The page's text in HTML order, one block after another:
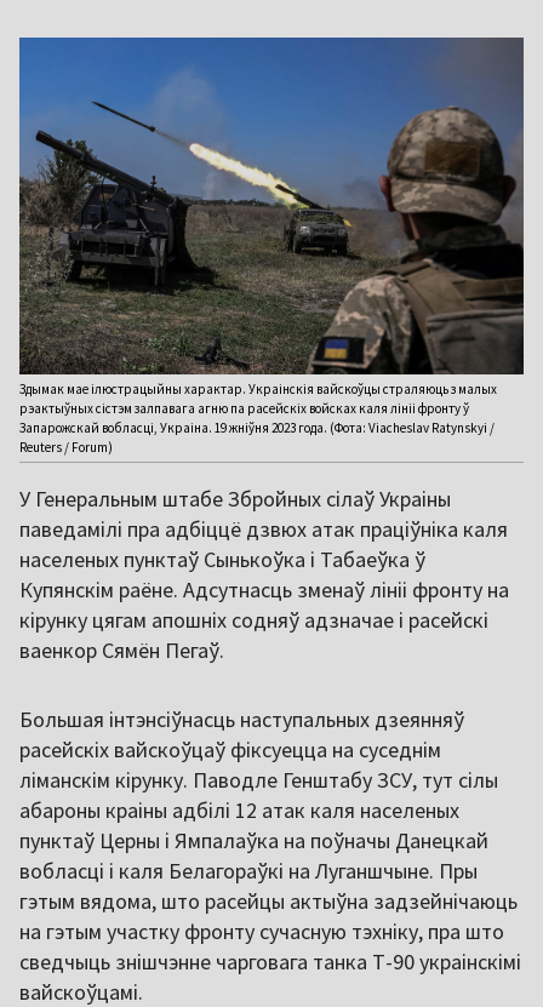
Здымак мае ілюстрацыйны характар. Украінскія вайскоўцы страляюць з малых
рэактыўных сістэм залпавага агню па расейскіх войсках каля лініі фронту ў
Запарожскай вобласці, Украіна. 19 жніўня 2023 года. (Фота: Viacheslav Ratynskyi /
Reuters / Forum)
У Генеральным штабе Збройных сілаў Украіны
паведамілі пра адбіццё дзвюх атак праціўніка каля
населеных пунктаў Сынькоўка і Табаеўка ў
Купянскім раёне. Адсутнасць зменаў лініі фронту на
кірунку цягам апошніх содняў адзначае і расейскі
ваенкор Сямён Пегаў.
Большая інтэнсіўнасць наступальных дзеянняў
расейскіх вайскоўцаў фіксуецца на суседнім
ліманскім кірунку. Паводле Генштабу ЗСУ, тут сілы
абароны краіны адбілі 12 атак каля населеных
пунктаў Церны і Ямпалаўка на поўначы Данецкай
вобласці і каля Белагораўкі на Луганшчыне. Пры
гэтым вядома, што расейцы актыўна задзейнічаюць
на гэтым участку фронту сучасную тэхніку, пра што
сведчыць знішчэнне чарговага танка Т-90 украінскімі
вайскоўцамі.